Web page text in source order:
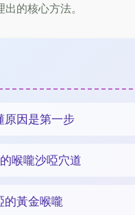
的核心方法。
原因是第一步
喉嚨沙啞穴道
的黃金喉嚨